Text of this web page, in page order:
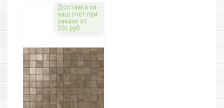
Доставка за
наш счёт при
заказе от
35т.руб